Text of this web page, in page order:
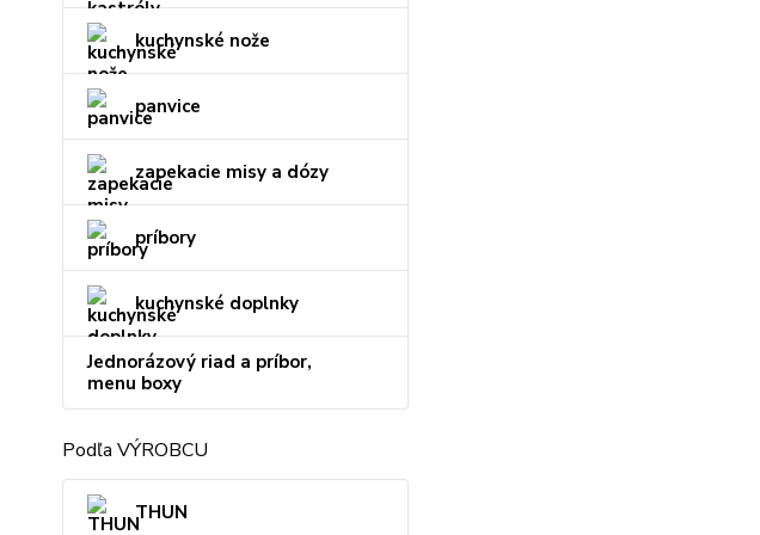
kuchynské nože
panvice
zapekacie misy a dózy
príbory
kuchynské doplnky
Jednorázový riad a príbor,
menu boxy
Podľa VÝROBCU
THUN